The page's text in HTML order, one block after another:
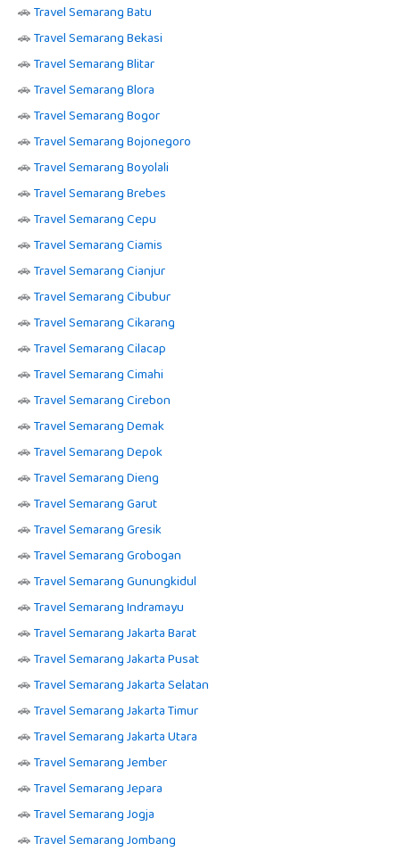
🚗Travel Semarang Batu
🚗Travel Semarang Bekasi
🚗Travel Semarang Blitar
🚗Travel Semarang Blora
🚗Travel Semarang Bogor
🚗Travel Semarang Bojonegoro
🚗Travel Semarang Boyolali
🚗Travel Semarang Brebes
🚗Travel Semarang Cepu
🚗Travel Semarang Ciamis
🚗Travel Semarang Cianjur
🚗Travel Semarang Cibubur
🚗Travel Semarang Cikarang
🚗Travel Semarang Cilacap
🚗Travel Semarang Cimahi
🚗Travel Semarang Cirebon
🚗Travel Semarang Demak
🚗Travel Semarang Depok
🚗Travel Semarang Dieng
🚗Travel Semarang Garut
🚗Travel Semarang Gresik
🚗Travel Semarang Grobogan
🚗Travel Semarang Gunungkidul
🚗Travel Semarang Indramayu
🚗Travel Semarang Jakarta Barat
🚗Travel Semarang Jakarta Pusat
🚗Travel Semarang Jakarta Selatan
🚗Travel Semarang Jakarta Timur
🚗Travel Semarang Jakarta Utara
🚗Travel Semarang Jember
🚗Travel Semarang Jepara
🚗Travel Semarang Jogja
🚗Travel Semarang Jombang